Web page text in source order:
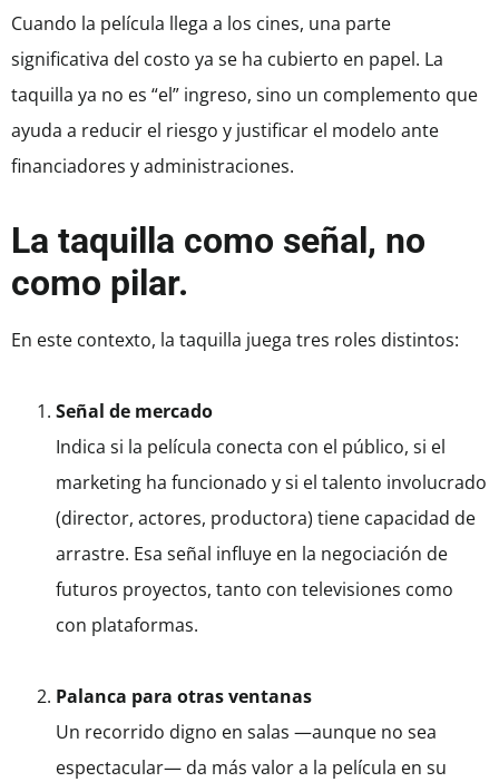
Cuando la película llega a los cines, una parte
significativa del costo ya se ha cubierto en papel. La
taquilla ya no es “el” ingreso, sino un complemento que
ayuda a reducir el riesgo y justificar el modelo ante
financiadores y administraciones.
La taquilla como señal, no
como pilar.
En este contexto, la taquilla juega tres roles distintos:
Señal de mercado
Indica si la película conecta con el público, si el
marketing ha funcionado y si el talento involucrado
(director, actores, productora) tiene capacidad de
arrastre. Esa señal influye en la negociación de
futuros proyectos, tanto con televisiones como
con plataformas.
Palanca para otras ventanas
Un recorrido digno en salas —aunque no sea
espectacular— da más valor a la película en su